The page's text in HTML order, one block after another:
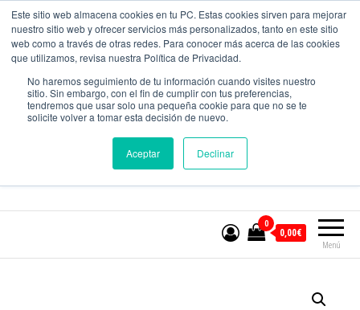
Este sitio web almacena cookies en tu PC. Estas cookies sirven para mejorar
nuestro sitio web y ofrecer servicios más personalizados, tanto en este sitio
web como a través de otras redes. Para conocer más acerca de las cookies
que utilizamos, revisa nuestra Política de Privacidad.
No haremos seguimiento de tu información cuando visites nuestro
sitio. Sin embargo, con el fin de cumplir con tus preferencias,
tendremos que usar solo una pequeña cookie para que no se te
solicite volver a tomar esta decisión de nuevo.
Aceptar Declinar
CONTACTO
MundoMedicion
Equipos para el control de calidad.
601394965
Menú
0
0,00€